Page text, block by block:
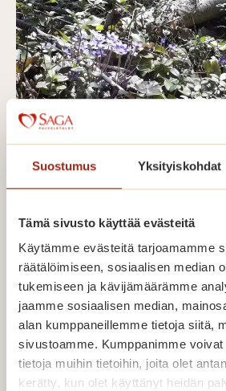
Suostumus Yksityiskohdat
Tämä sivusto käyttää evästeitä
Käytämme evästeitä tarjoamamme
räätälöimiseen, sosiaalisen median
tukemiseen ja kävijämäärämme
jaamme sosiaalisen median,
alan kumppaneillemme tietoja siitä,
sivustoamme. Kumppanimme
tietoja muihin tietoihin, joita olet
kerätty, kun olet käyttänyt heidän
Saga Käpylinnan
kovasti kevättä ja